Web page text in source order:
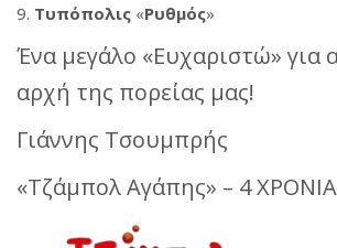
9. Τυπόπολις «Ρυθμός»
Ένα μεγάλο «Ευχαριστώ» για
αρχή της πορείας μας!
Γιάννης Τσουμπρής
«Τζάμπολ Αγάπης» – 4 ΧΡΟΝΙΑ